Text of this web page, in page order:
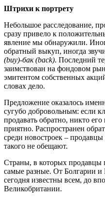
Штрихи к портрету
Небольшое расследование,
сразу привело к
явление мы обнаружили.
обратный выкуп, иногда
(buy)-бак (back). Последний
заимствован на фондовом
эмитентом собственных
словах дело.
Предложение оказалось
сугубо добровольным: если
продавать обратно, никто его
приятно. Распространен
среди новостроек –
такого не обещают.
Страны, в которых продавцы
самые разные. От Болгарии
сегодня известны всем, до
Великобритании.